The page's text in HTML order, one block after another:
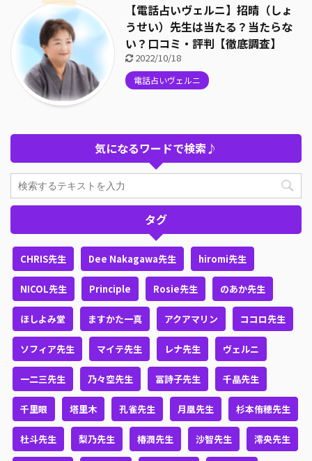
【電話占いヴェルニ】招晴（しょ
うせい）先生は当たる？当たらな
い？口コミ・評判【徹底調査】
2022/10/18
電話占いヴェルニ
気になるワードで検索♪
タグ
CHRIS先生 Dee Nakagawa先生 hiromi先生
NICOL先生 Principle Rosie先生 のあか先生
ほしよみ堂 ますかた一真 アクアマリン ココロ先生
ソフィア先生 マイテ先生 レナ先生 ヴェルニ
一二三先生 乃々空先生 冨詩子先生 千晶先生
千里眼 塔里木 孔雀先生 月凰先生 杉本侑穂先生
杜斗先生 梨乃先生 椿潤先生 沙智先生 澪央先生